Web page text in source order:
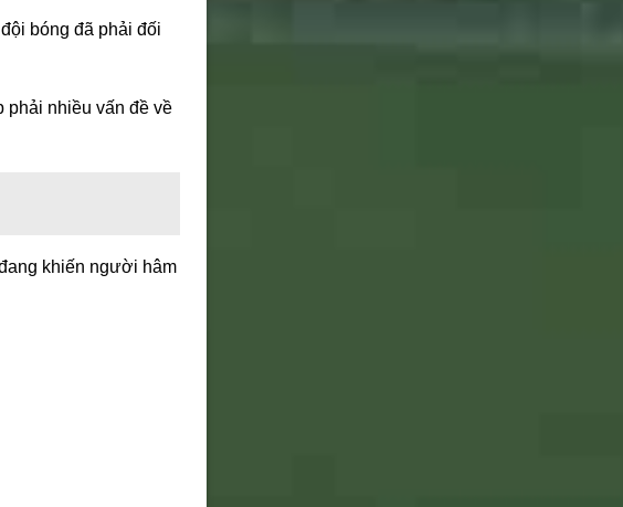
bóng đã phải đối
phải nhiều vấn đề về
khiến người hâm